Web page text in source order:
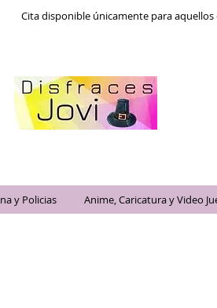
Cita disponible únicamente para
y Policias Anime, Caricatura y Video